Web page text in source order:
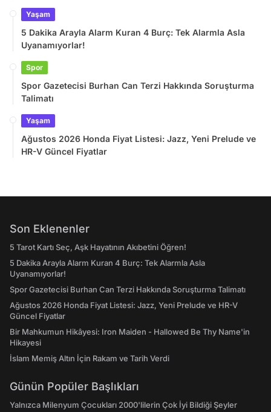
Yaşam
5 Dakika Arayla Alarm Kuran 4 Burç: Tek Alarmla Asla
Uyanamıyorlar!
Spor
Spor Gazetecisi Burhan Can Terzi Hakkında Soruşturma
Talimatı
Yaşam
Ağustos 2026 Honda Fiyat Listesi: Jazz, Yeni Prelude ve
HR-V Güncel Fiyatlar
Son Eklenenler
5 Tarot Kartı Seç, Aşk Hayatının Akıbetini Öğren!
5 Dakika Arayla Alarm Kuran 4 Burç: Tek Alarmla Asla
Uyanamıyorlar!
Spor Gazetecisi Burhan Can Terzi Hakkında Soruşturma Talimatı
Ağustos 2026 Honda Fiyat Listesi: Jazz, Yeni Prelude ve HR-V
Güncel Fiyatlar
Bir Mahkumun Hikâyesi: Iron Maiden - Hallowed Be Thy Name'in
Hikayesi
İslam Memiş Altın İçin Rakam ve Tarih Verdi
Günün Popüler Başlıkları
Yalnızca Milenyum Çocukları 2000'lilerin Çok İyi Bildiği Şeyler